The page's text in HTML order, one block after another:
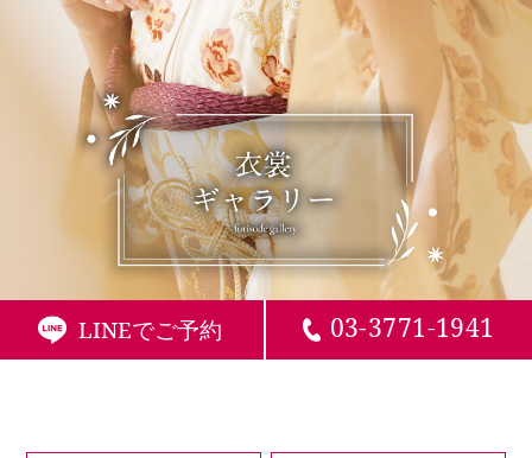
LINEでご予約 03-3771-1941